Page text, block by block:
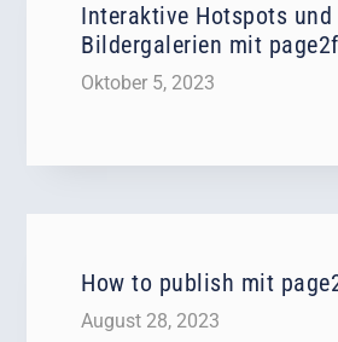
Interaktive Hotspots und
Bildergalerien mit
Oktober 5, 2023
How to publish mit
August 28, 2023